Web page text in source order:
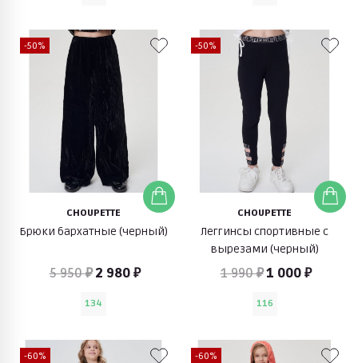
-50%
CHOUPETTE
Брюки бархатные (черный)
5 950 ₽ 2 980 ₽
134
-50%
CHOUPETTE
Леггинсы спортивные с
вырезами (черный)
1 990 ₽1 000 ₽
116
-60% -60%